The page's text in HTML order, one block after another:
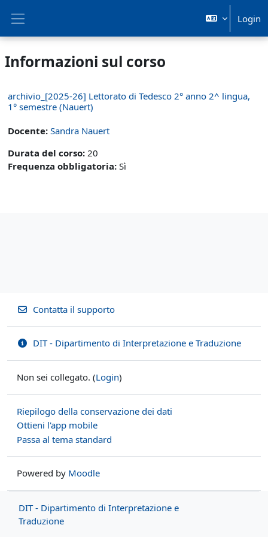
Login
Informazioni sul corso
archivio_[2025-26] Lettorato di Tedesco 2° anno 2^ lingua,
1° semestre (Nauert)
Docente: Sandra Nauert
Durata del corso: 20
Frequenza obbligatoria: Sì
Contatta il supporto
DIT - Dipartimento di Interpretazione e Traduzione
Non sei collegato. (Login)
Riepilogo della conservazione dei dati
Ottieni l'app mobile
Passa al tema standard
Powered by Moodle
DIT - Dipartimento di Interpretazione e
Traduzione